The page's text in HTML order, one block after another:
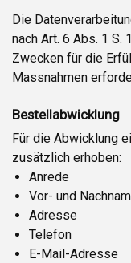
Die
nach Art. 6 Abs. 1 S.
Zwecken für die
Massnahmen
Bestellabwicklung
Für die Abwicklung
zusätzlich erhoben:
Anrede
Vor- und
Adresse
Telefon
E-Mail-Adresse